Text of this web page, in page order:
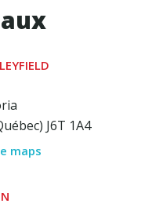
J6T 1A4
maps